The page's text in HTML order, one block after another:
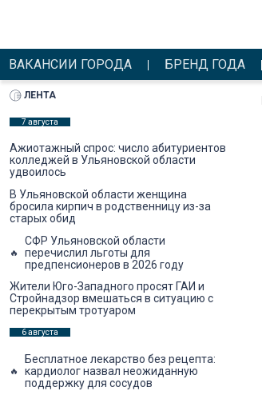
ВАКАНСИИ ГОРОДА БРЕНД ГОДА
ЛЕНТА
7 августа
Ажиотажный спрос: число абитуриентов
колледжей в Ульяновской области
удвоилось
В Ульяновской области женщина
бросила кирпич в родственницу из-за
старых обид
СФР Ульяновской области
перечислил льготы для
предпенсионеров в 2026 году
Жители Юго-Западного просят ГАИ и
Стройнадзор вмешаться в ситуацию с
перекрытым тротуаром
6 августа
Бесплатное лекарство без рецепта:
кардиолог назвал неожиданную
поддержку для сосудов